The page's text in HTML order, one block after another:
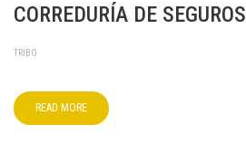
CORREDURÍA DE SEGUROS
TRIBO
READ MORE